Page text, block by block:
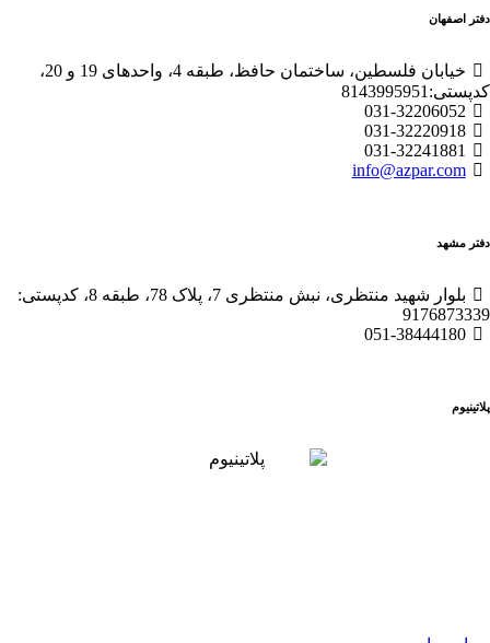
دفتر اصفهان
خیابان فلسطین، ساختمان حافظ، طبقه 4، واحدهای 19 و 20،
کدپستی:8143995951
031-32206052
031-32220918
031-32241881
info@azpar.com
دفتر مشهد
بلوار شهید منتظری، نبش منتظری 7، پلاک 78، طبقه 8، کدپستی:
9176873339
051-38444180
پلاتینیوم